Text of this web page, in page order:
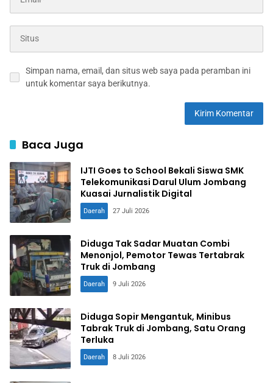
Simpan nama, email, dan situs web saya pada peramban ini
untuk komentar saya berikutnya.
Baca Juga
IJTI Goes to School Bekali Siswa SMK
Telekomunikasi Darul Ulum Jombang
Kuasai Jurnalistik Digital
Daerah 27 Juli 2026
Diduga Tak Sadar Muatan Combi
Menonjol, Pemotor Tewas Tertabrak
Truk di Jombang
Daerah 9 Juli 2026
Diduga Sopir Mengantuk, Minibus
Tabrak Truk di Jombang, Satu Orang
Terluka
Daerah 8 Juli 2026